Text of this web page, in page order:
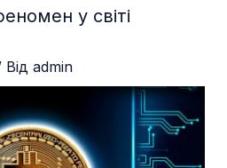
у світі
admin